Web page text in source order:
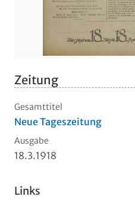
Zeitung
Gesamttitel
Neue Tageszeitung
Ausgabe
18.3.1918
Links